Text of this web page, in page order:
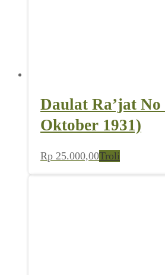
Daulat Ra’jat No
Oktober 1931)
Rp 25.000,00Troli